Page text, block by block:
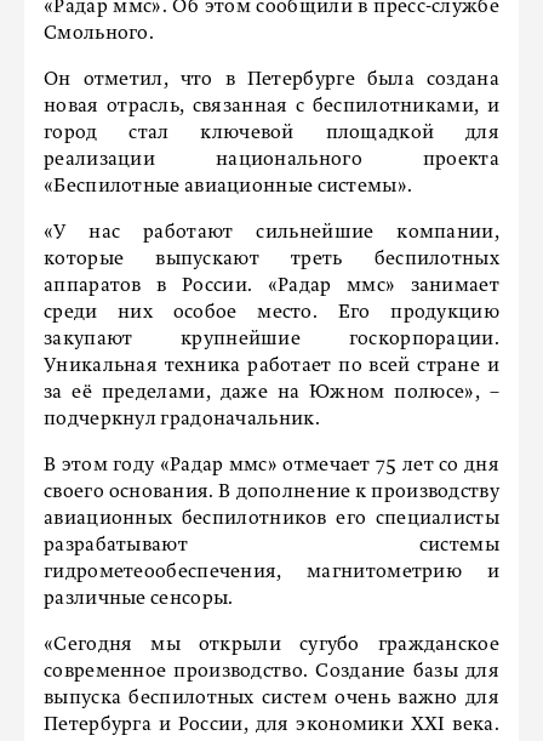
«Радар ммс». Об этом сообщили в пресс-службе
Смольного.
Он отметил, что в Петербурге была создана
новая отрасль, связанная с беспилотниками, и
город стал ключевой площадкой для
реализации национального проекта
«Беспилотные авиационные системы».
«У нас работают сильнейшие компании,
которые выпускают треть беспилотных
аппаратов в России. «Радар ммс» занимает
среди них особое место. Его продукцию
закупают крупнейшие госкорпорации.
Уникальная техника работает по всей стране и
за её пределами, даже на Южном полюсе», –
подчеркнул градоначальник.
В этом году «Радар ммс» отмечает 75 лет со дня
своего основания. В дополнение к производству
авиационных беспилотников его специалисты
разрабатывают системы
гидрометеообеспечения, магнитометрию и
различные сенсоры.
«Сегодня мы открыли сугубо гражданское
современное производство. Создание базы для
выпуска беспилотных систем очень важно для
Петербурга и России, для экономики XXI века.